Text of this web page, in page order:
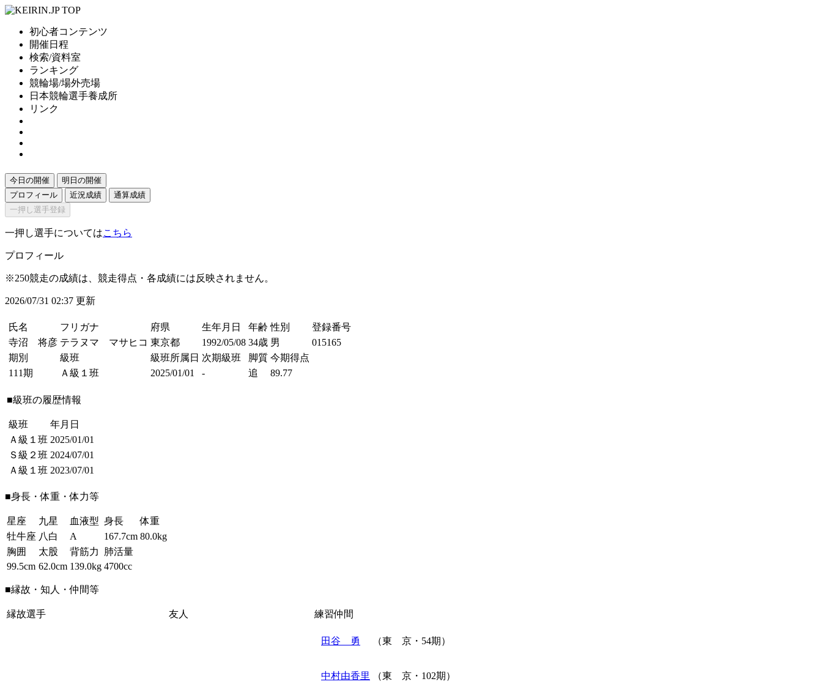
初心者コンテンツ
開催日程
検索/資料室
ランキング
競輪場/場外売場
日本競輪選手養成所
リンク
今日の開催
明日の開催
プロフィール
近況成績
通算成績
一押し選手登録
一押し選手についてはこちら
プロフィール
※250競走の成績は、競走得点・各成績には反映されません。
2026/07/31 02:37 更新
氏名 フリガナ 府県 生年月日 年齢 性別
登録番号
寺沼 将彦 テラヌマ マサヒコ 東京都 1992/05/08 34歳 男
015165
期別
級班 級班所属日 次期級班 脚質 今期得点
111期
Ａ級１班 2025/01/01 - 追 89.77
■級班の履歴情報
級班
年月日
Ａ級１班 2025/01/01
Ｓ級２班 2024/07/01
Ａ級１班 2023/07/01
■身長・体重・体力等
星座 九星 血液型 身長
体重
牡牛座 八白 A 167.7cm 80.0kg
胸囲
太股 背筋力
肺活量
99.5cm 62.0cm 139.0kg 4700cc
■縁故・知人・仲間等
縁故選手 友人 練習仲間
田谷 勇 （東 京・54期）
中村由香里 （東 京・102期）